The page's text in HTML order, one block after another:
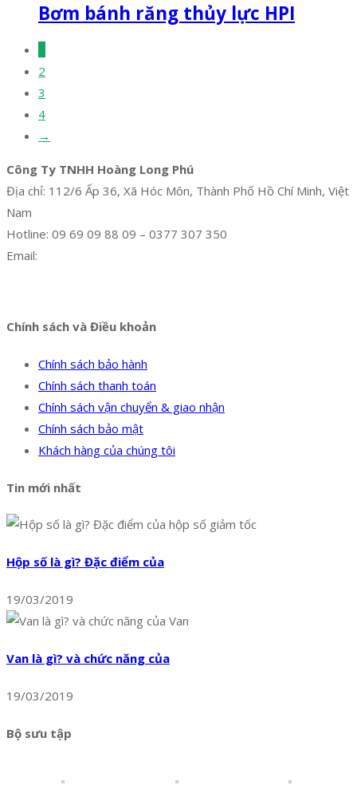
Bơm bánh răng thủy lực HPI
2
3
4
→
Công Ty TNHH Hoàng Long Phú
Địa chỉ: 112/6 Ấp 36, Xã Hóc Môn, Thành Phố Hồ Chí Minh, Việt
Nam
Hotline: 09 69 09 88 09 – 0377 307 350
Email:
Chính sách và Điều khoản
Chính sách bảo hành
Chính sách thanh toán
Chính sách vận chuyển & giao nhận
Chính sách bảo mật
Khách hàng của chúng tôi
Tin mới nhất
Hộp số là gì? Đặc điểm của
19/03/2019
Van là gì? và chức năng của
19/03/2019
Bộ sưu tập